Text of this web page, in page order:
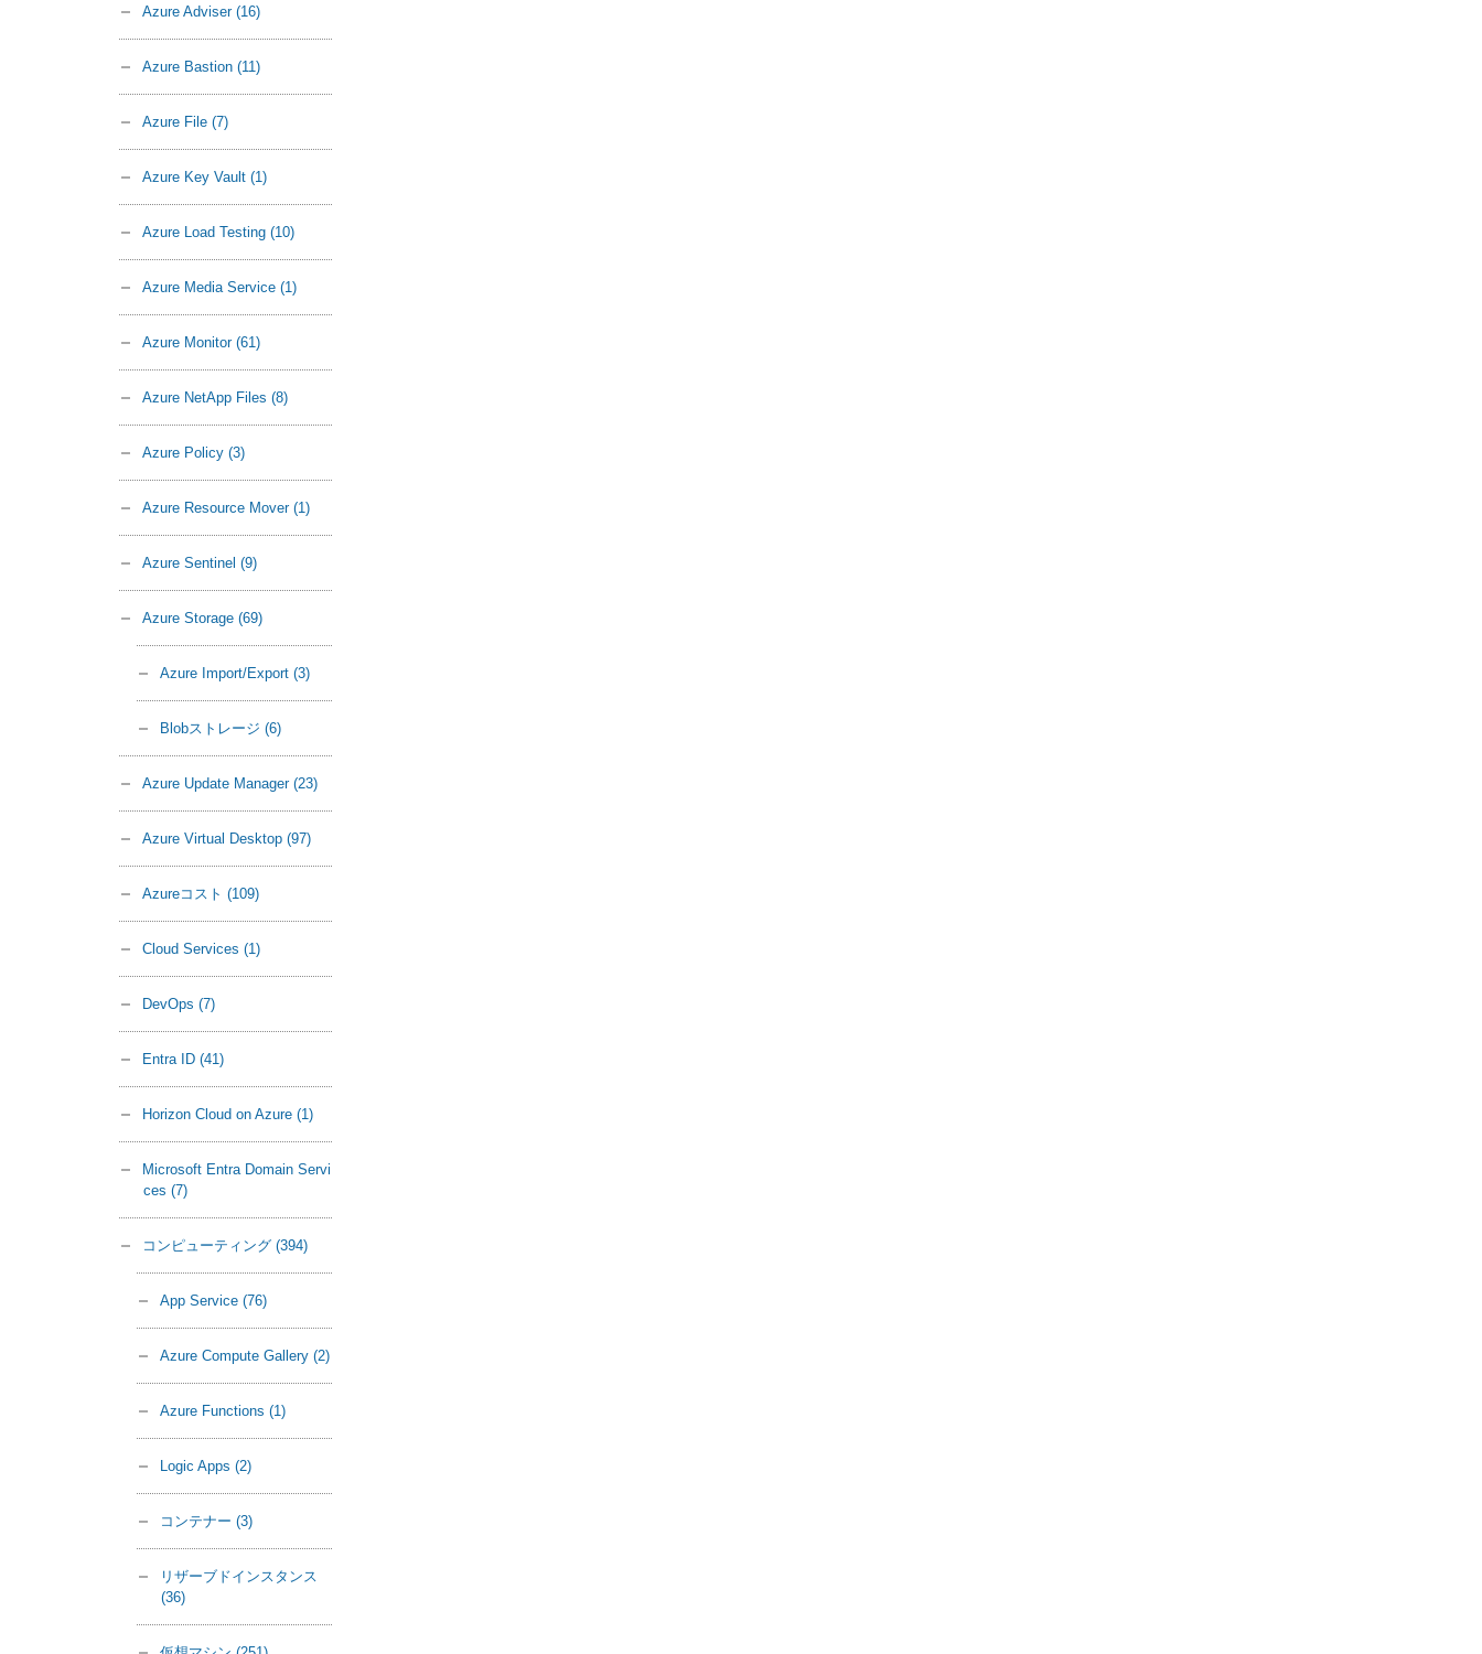
Azure Adviser (16)
Azure Bastion (11)
Azure File (7)
Azure Key Vault (1)
Azure Load Testing (10)
Azure Media Service (1)
Azure Monitor (61)
Azure NetApp Files (8)
Azure Policy (3)
Azure Resource Mover (1)
Azure Sentinel (9)
Azure Storage (69)
Azure Import/Export (3)
Blobストレージ (6)
Azure Update Manager (23)
Azure Virtual Desktop (97)
Azureコスト (109)
Cloud Services (1)
DevOps (7)
Entra ID (41)
Horizon Cloud on Azure (1)
Microsoft Entra Domain Servi
ces (7)
コンピューティング (394)
App Service (76)
Azure Compute Gallery (2)
Azure Functions (1)
Logic Apps (2)
コンテナー (3)
リザーブドインスタンス
(36)